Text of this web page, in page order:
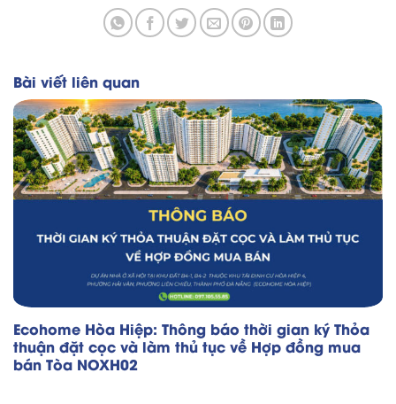
Bài viết liên quan
Ecohome Hòa Hiệp: Thông báo thời gian ký Thỏa
thuận đặt cọc và làm thủ tục về Hợp đồng mua
bán Tòa NOXH02